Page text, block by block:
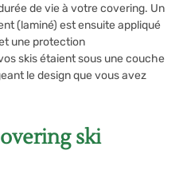
de vie à votre covering. Un
(laminé) est ensuite appliqué
une protection
skis étaient sous une couche
le design que vous avez
ski